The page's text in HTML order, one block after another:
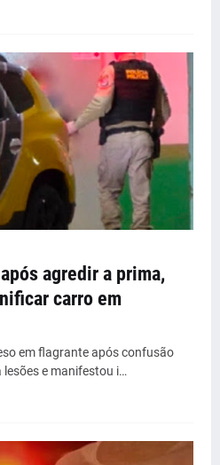
agredir a prima,
carro em
em flagrante após confusão
e manifestou i…